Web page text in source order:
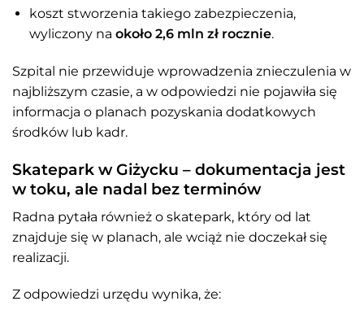
koszt stworzenia takiego zabezpieczenia,
wyliczony na około 2,6 mln zł rocznie.
Szpital nie przewiduje wprowadzenia znieczulenia w
najbliższym czasie, a w odpowiedzi nie pojawiła się
informacja o planach pozyskania dodatkowych
środków lub kadr.
Skatepark w Giżycku – dokumentacja jest
w toku, ale nadal bez terminów
Radna pytała również o skatepark, który od lat
znajduje się w planach, ale wciąż nie doczekał się
realizacji.
Z odpowiedzi urzędu wynika, że: